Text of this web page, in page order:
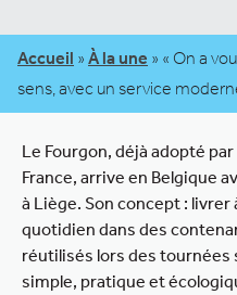
Accueil » À la une » « On a
sens, avec un service
Le Fourgon, déjà adopté
France, arrive en Belgique
à Liège. Son concept :
quotidien dans des
réutilisés lors des tournées
simple, pratique et